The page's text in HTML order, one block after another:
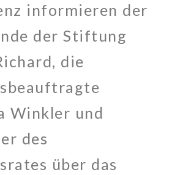
informieren der
der Stiftung
die
Winkler und
des
über das